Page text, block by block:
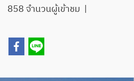
858 จำนวนผู้เข้าชม |